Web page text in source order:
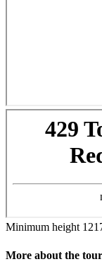
Minimum height
More about the